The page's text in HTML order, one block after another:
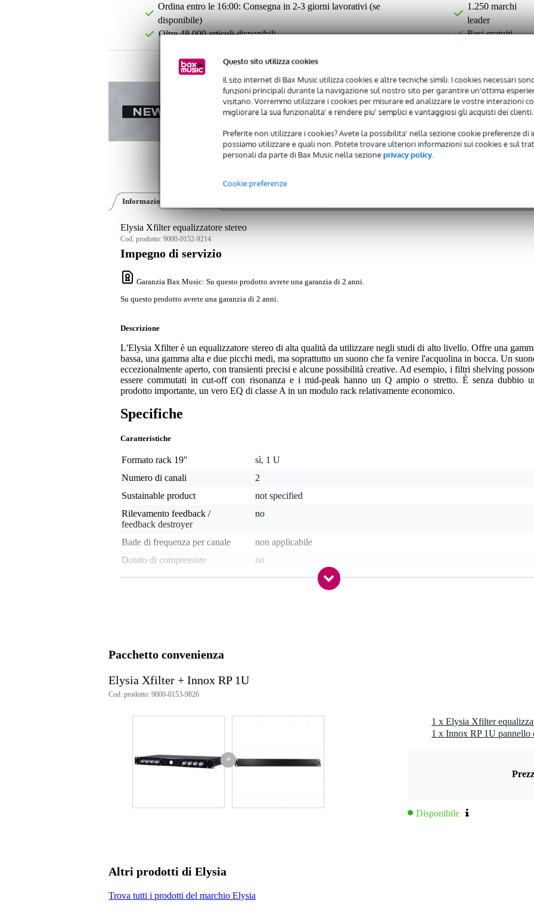
Questo sito utilizza cookies
Il sito internet di Bax Music utilizza cookies e altre tecniche simili. I cookies necessari
funzioni principali durante la navigazione sul nostro sito per garantire un'ottima
visitano. Vorremmo utilizzare i cookies per misurare ed analizzare le vostre interazioni
migliorare la sua funzionalita' e rendere piu' semplici e vantaggiosi gli acquisti dei clienti.
Preferite non utilizzare i cookies? Avete la possibilita' nella sezione cookie preferenze di
possiamo utilizzare e quali non. Potete trovare ulteriori informazioni sui cookies e sul
personali da parte di Bax Music nella sezioneprivacy policy.
Cookie preferenze
Ordina entro le 16:00: Consegna in 2-3 giorni lavorativi (se
disponibile)
Oltre 48.000 articoli disponibili
1.250 marchi
leader
Resi gratuiti
Informazioni sul prodotto
Elysia Xfilter equalizzatore stereo
Cod. prodotto: 9000-0152-9214
Impegno di servizio
Garanzia Bax Music: Su questo prodotto avrete una garanzia di 2 anni.
Su questo prodotto avrete una garanzia di 2 anni.
Descrizione
L'Elysia Xfilter è un equalizzatore stereo di alta qualità da utilizzare negli studi di alto livello. Offre una
bassa, una gamma alta e due picchi medi, ma soprattutto un suono che fa venire l'acquolina in bocca. Un
eccezionalmente aperto, con transienti precisi e alcune possibilità creative. Ad esempio, i filtri shelving
essere commutati in cut-off con risonanza e i mid-peak hanno un Q ampio o stretto. È senza dubbio
prodotto importante, un vero EQ di classe A in un modulo rack relativamente economico.
Specifiche
Caratteristiche
Formato rack 19''
sì, 1 U
Numero di canali
2
Sustainable product
not specified
Rilevamento feedback /
feedback destroyer
no
Bade di frequenza per canale
non applicabile
Dotato di compressore
no
Limiter integrato
no
Dotato di valvole
Peso e dimensioni imballaggio incluso
Peso(imballaggio incluso)
Dimensioni(imballaggio incluso) 60,0 x 29,5 x 13,5 cm
Pacchetto convenienza
Elysia Xfilter + Innox RP 1U
Cod. prodotto: 9000-0153-9826
+
1 x Elysia Xfilter
1 x Innox RP 1U pannello
Disponibile
Altri prodotti di Elysia
Trova tutti i prodotti del marchio Elysia